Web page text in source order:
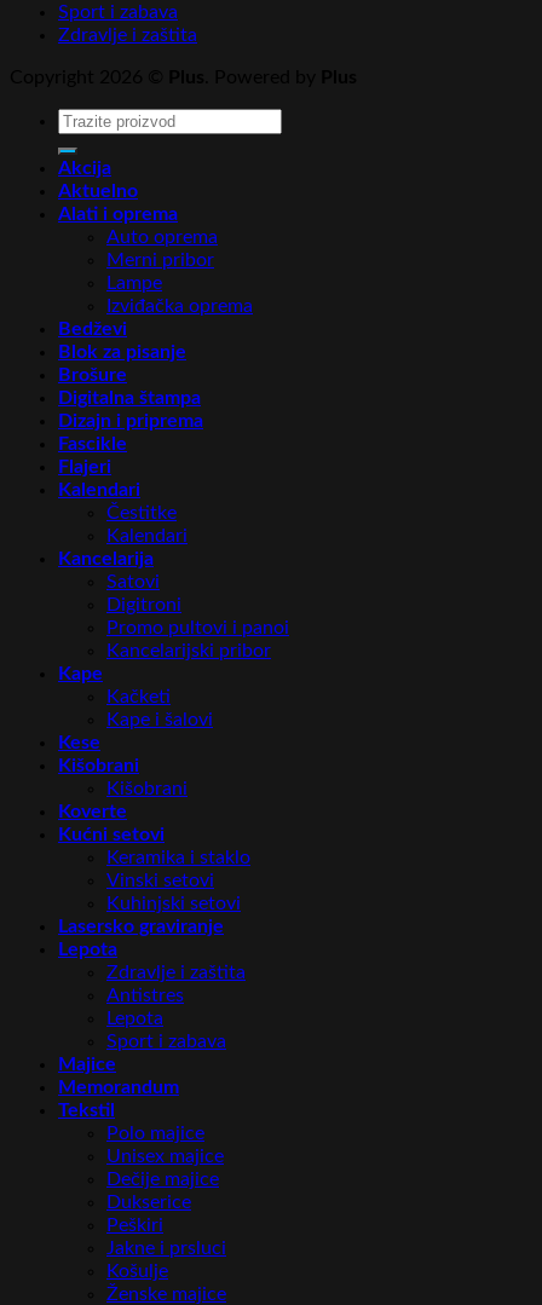
Sport i zabava
Zdravlje i zaštita
Pretraga
Akcija
Aktuelno
Alati i oprema
Auto oprema
Merni pribor
Lampe
Izviđačka oprema
Bedževi
Blok za pisanje
Brošure
Digitalna štampa
Dizajn i priprema
Fascikle
Flajeri
Kalendari
Čestitke
Kalendari
Kancelarija
Satovi
Digitroni
Promo pultovi i panoi
Kancelarijski pribor
Kape
Kačketi
Kape i šalovi
Kese
Kišobrani
Kišobrani
Koverte
Kućni setovi
Keramika i staklo
Vinski setovi
Kuhinjski setovi
Lasersko graviranje
Lepota
Zdravlje i zaštita
Antistres
Lepota
Sport i zabava
Majice
Memorandum
Tekstil
Polo majice
Unisex majice
Dečije majice
Dukserice
Peškiri
Jakne i prsluci
Košulje
Ženske majice